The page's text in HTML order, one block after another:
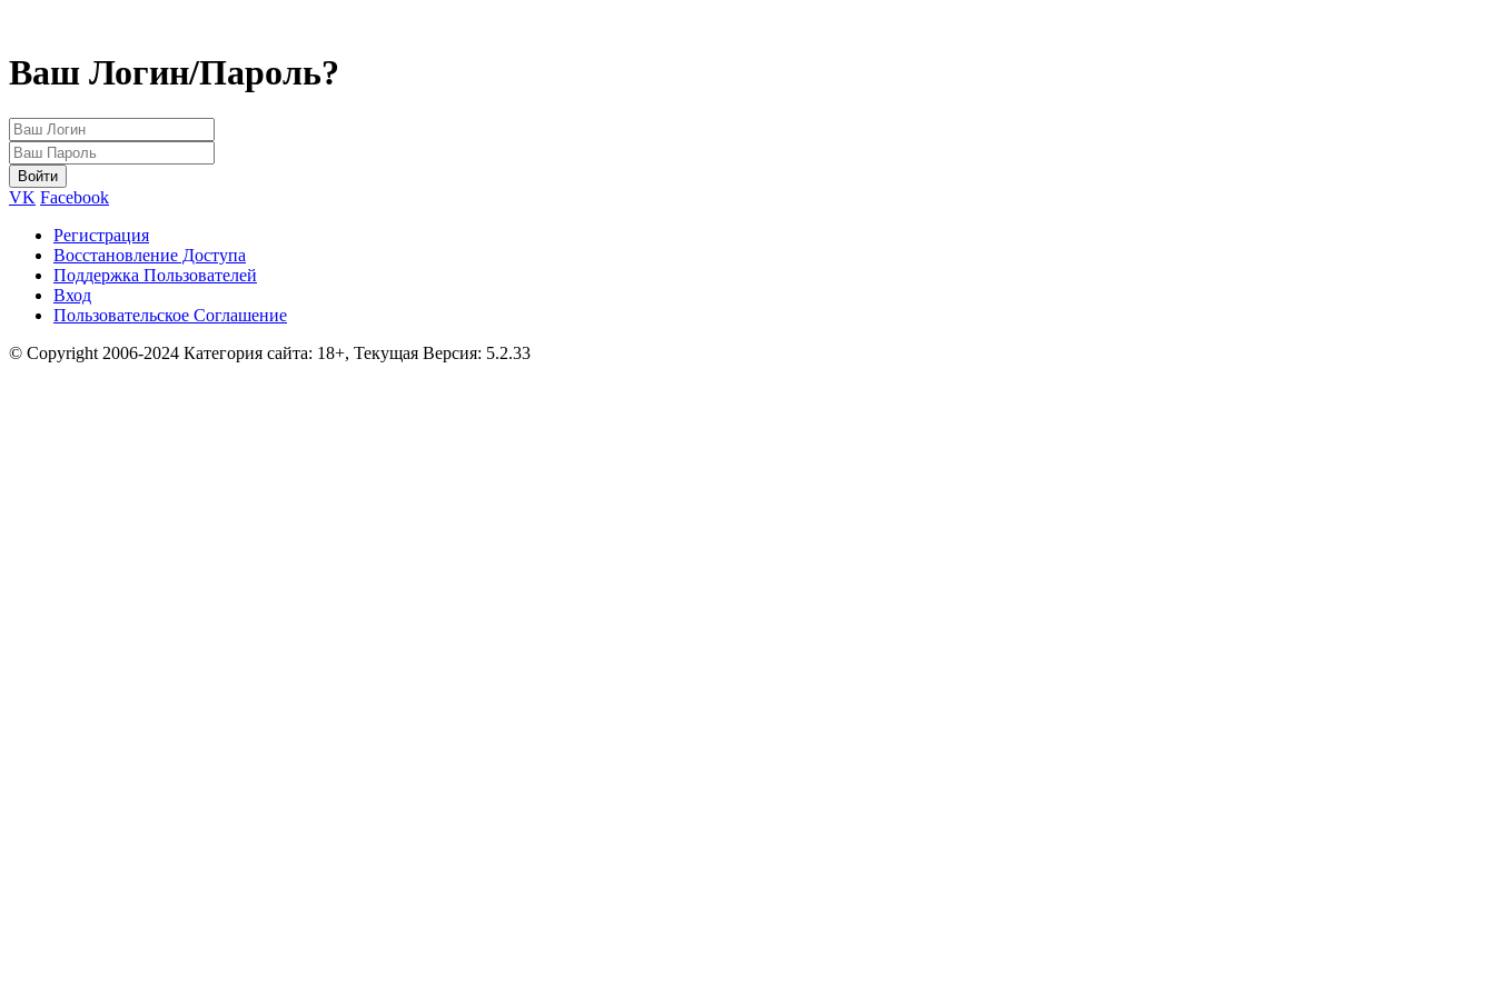
Ваш Логин/Пароль?
VK Facebook
Регистрация
Восстановление Доступа
Поддержка Пользователей
Вход
Пользовательское Соглашение
© Copyright 2006-2024 Категория сайта: 18+, Текущая Версия: 5.2.33